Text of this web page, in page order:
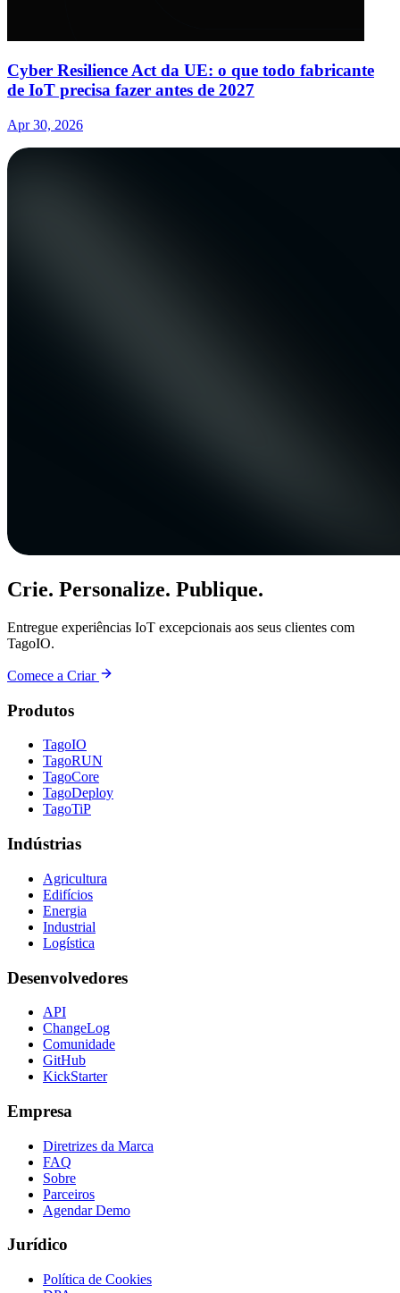
Cyber Resilience Act da UE: o que todo fabricante
de IoT precisa fazer antes de 2027
Apr 30, 2026
Crie. Personalize. Publique.
Entregue experiências IoT excepcionais aos seus clientes com
TagoIO.
Comece a Criar
Produtos
TagoIO
TagoRUN
TagoCore
TagoDeploy
TagoTiP
Indústrias
Agricultura
Edifícios
Energia
Industrial
Logística
Desenvolvedores
API
ChangeLog
Comunidade
GitHub
KickStarter
Empresa
Diretrizes da Marca
FAQ
Sobre
Parceiros
Agendar Demo
Jurídico
Política de Cookies